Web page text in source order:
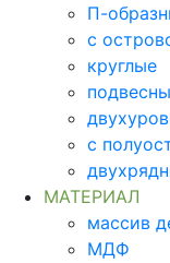
П-
с
круглые
с
МАТЕРИАЛ
массив
МДФ